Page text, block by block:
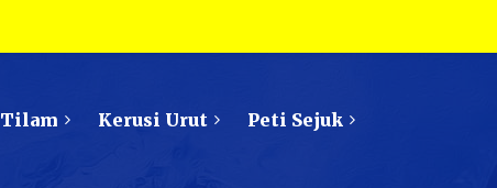
Tilam Kerusi Urut Peti Sejuk